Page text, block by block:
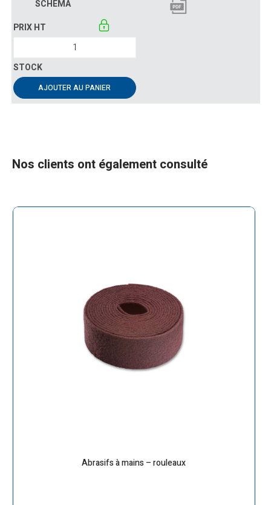
AJOUTER AU PANIER
Nos clients ont également consulté
Abrasifs à mains – rouleaux